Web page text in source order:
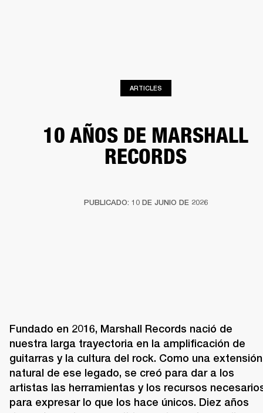
ARTICLES
10 AÑOS DE MARSHALL
RECORDS
PUBLICADO: 10 DE JUNIO DE 2026
Fundado en 2016, Marshall Records nació de
nuestra larga trayectoria en la amplificación de
guitarras y la cultura del rock. Como una extensión
natural de ese legado, se creó para dar a los
artistas las herramientas y los recursos
para expresar lo que los hace únicos. Diez años